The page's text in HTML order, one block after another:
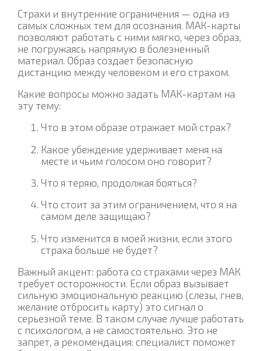
Страхи и внутренние ограничения — одна из
самых сложных тем для осознания. МАК-карты
позволяют работать с ними мягко, через образ,
не погружаясь напрямую в болезненный
материал. Образ создает безопасную
дистанцию между человеком и его страхом.
Какие вопросы можно задать МАК-картам на
эту тему:
Что в этом образе отражает мой страх?
Какое убеждение удерживает меня на
месте и чьим голосом оно говорит?
Что я теряю, продолжая бояться?
Что стоит за этим ограничением, что я на
самом деле защищаю?
Что изменится в моей жизни, если этого
страха больше не будет?
Важный акцент: работа со страхами через МАК
требует осторожности. Если образ вызывает
сильную эмоциональную реакцию (слезы, гнев,
желание отбросить карту) это сигнал о
серьезной теме. В таком случае лучше работать
с психологом, а не самостоятельно. Это не
запрет, а рекомендация: специалист поможет